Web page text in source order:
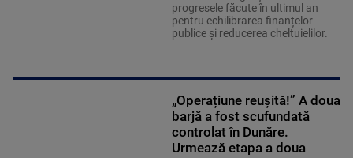
progresele făcute în ultimul an
pentru echilibrarea finanțelor
publice și reducerea cheltuielilor.
„Operațiune reușită!” A doua
barjă a fost scufundată
controlat în Dunăre.
Urmează etapa a doua